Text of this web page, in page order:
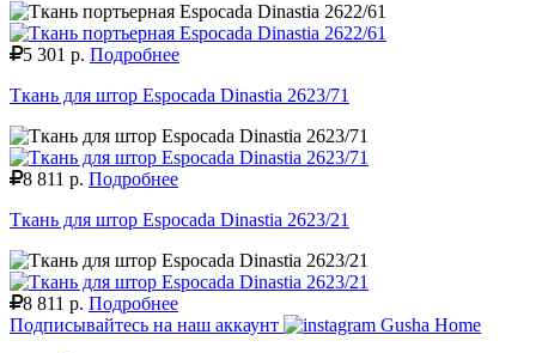
5 301 р. Подробнее
Ткань для штор Espocada Dinastia 2623/71
8 811 р. Подробнее
Ткань для штор Espocada Dinastia 2623/21
8 811 р. Подробнее
Подписывайтесь на наш аккаунт
Gusha Home